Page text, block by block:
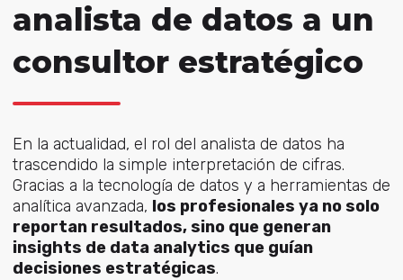
analista de datos a un
consultor estratégico
En la actualidad, el rol del analista de datos ha
trascendido la simple interpretación de cifras.
Gracias a la tecnología de datos y a herramientas de
analítica avanzada, los profesionales ya no solo
reportan resultados, sino que generan
insights de data analytics que guían
decisiones estratégicas.